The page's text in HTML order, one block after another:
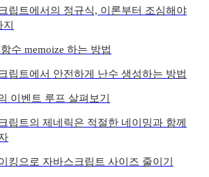
립트에서의 정규식, 이론부터 조심해야
수 memoize 하는 방법
립트에서 안전하게 난수 생성하는 방법
이벤트 루프 살펴보기
립트의 제네릭은 적절한 네이밍과 함께
킹으로 자바스크립트 사이즈 줄이기